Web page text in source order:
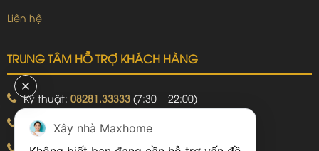
Liên hệ
TRUNG TÂM HỖ TRỢ KHÁCH HÀNG
Kỹ thuật: 08281.33333 (7:30 – 22:00)
Khiếu nại:
09240.99999
Bảo hành:09240.99999(8:00 – 21:00)
Xây nhà Maxhome